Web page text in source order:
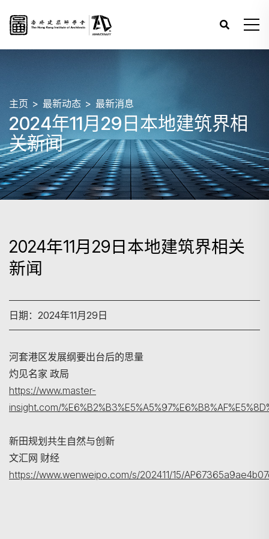
主页 最新动态 最新消息
2024年11月29日本地建筑界相
关新闻
2024年11月29日本地建筑界相关
新闻
日期：2024年11月29日
河套港区发展纲要出台后的思量
灼见名家 政局
https://www.master-
insight.com/
新田规划共生自然与创新
文汇网 财经
https://www.wenweipo.com/s/202411/15/